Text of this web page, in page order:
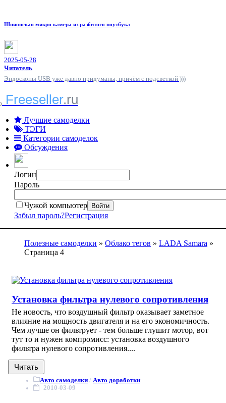
Шпионская микро камера из разбитого ноутбука
2025-05-28
Читатель
Эндоскопы USB уже давно придуманы, причём с подсветкой )))
Freeseller.ru
Лучшие самоделки
ТЭГИ
Категории самоделок
Обсуждения
Логин
Пароль
Чужой компьютер Войти
Забыл пароль?Регистрация
Полезные самоделки » Облако тегов » LADA Samara »
Страница 4
Установка фильтра нулевого сопротивления
Не новость, что воздушный фильтр оказывает заметное
влияние на мощность двигателя и на его экономичность.
Чем лучше он фильтрует - тем больше глушит мотор, вот
тут то и нужен компромисс: установка воздушного
фильтра нулевого сопротивления....
Читать
Авто самоделки / Авто доработки
2010-03-09